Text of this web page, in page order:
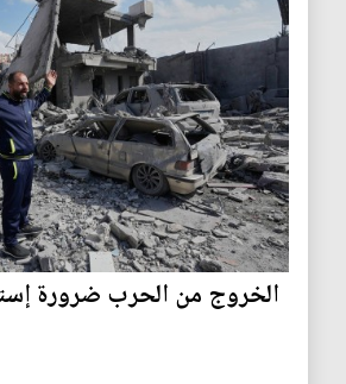
الخروج من الحرب ضرورة